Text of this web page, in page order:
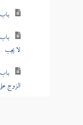
لا يجب
الزوج